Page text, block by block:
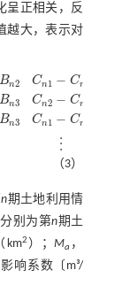
呈正相关，反
越大，表示对
Bn2
Bn3
Bn3
Cn1 − Cn
Cn2 − Cn
Cn1 − Cn
⋮
n1- Cn ⋯ An3
（3）
n期土地利用情
分别为第n期土
km2 ）；Ma ，
响系数〔m³/